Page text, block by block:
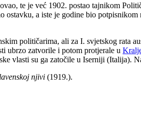
te je već 1902. postao tajnikom
ostavku, a iste je godine bio
političarima, ali za I. svjetskog rata
ubrzo zatvorile i potom protjerale u
vlasti su ga zatočile u Iserniji (Italija).
njivi (1919.).